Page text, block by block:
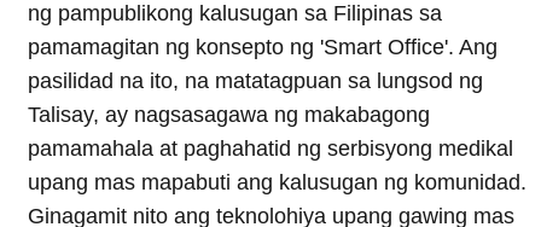
t
e
)
o
k
e
s
I
n
ng pampublikong kalusugan sa Filipinas sa
pamamagitan ng konsepto ng 'Smart Office'. Ang
pasilidad na ito, na matatagpuan sa lungsod ng
Talisay, ay nagsasagawa ng makabagong
pamamahala at paghahatid ng serbisyong medikal
upang mas mapabuti ang kalusugan ng komunidad.
Ginagamit nito ang teknolohiya upang gawing mas